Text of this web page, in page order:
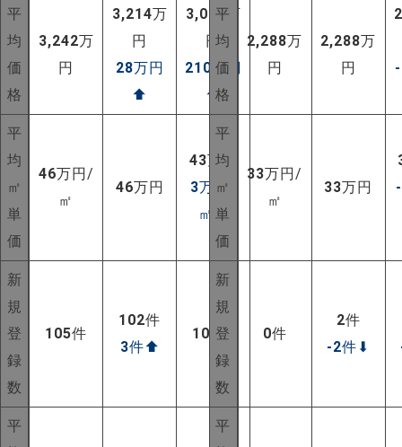
平
均
価
格
3,242万
円
3,214万
円
28万円
⬆
3,032万
円
210 万円
⬆
平
均
㎡
単
価
46万円/
㎡
46万円
43万円
3万円/
㎡ ⬆
新
規
登
録
数
105件
102件
3件⬆
105件
平
平
均
価
格
2,288万
円
2,288万
円
平
均
㎡
単
価
33万円/
㎡
33万円
新
規
登
録
数
0件
2件
-2件 ⬇
平